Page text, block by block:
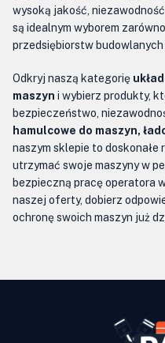
wysoką jakość,
są idealnym wyborem
przedsiębiorstw
Odkryj naszą kategorię
maszyn i wybierz produkty,
bezpieczeństwo,
hamulcowe do maszyn,
naszym sklepie to
utrzymać swoje maszyny w
bezpieczną pracę operatora
naszej oferty, dobierz
ochronę swoich maszyn już